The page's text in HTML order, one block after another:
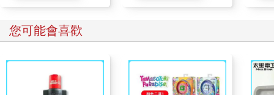
我望見場中一張張驚愕的臉，意識到，爸有許多事沒讓我們知
友們知道，他就是那樣自己一個人藏著。我感到悲哀，悲哀中混
許先生張開雙手，輕放在媽的肩上，媽立刻嗚咽起來。
許先生輕聲說：「淑娟，我知影，我知影……」
許先生握住我的手，溫柔地安慰。我說不出話，只好不停地用力
您可能會喜歡